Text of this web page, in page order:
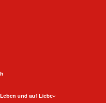
und auf Liebe«